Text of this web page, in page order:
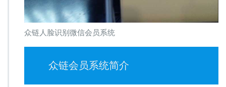
众链人脸识别微信会员系统
众链会员系统简介